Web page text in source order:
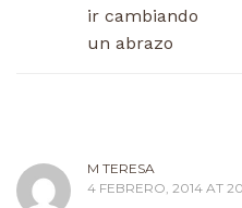
ir cambiando
un abrazo
M TERESA
4 FEBRERO, 2014 AT